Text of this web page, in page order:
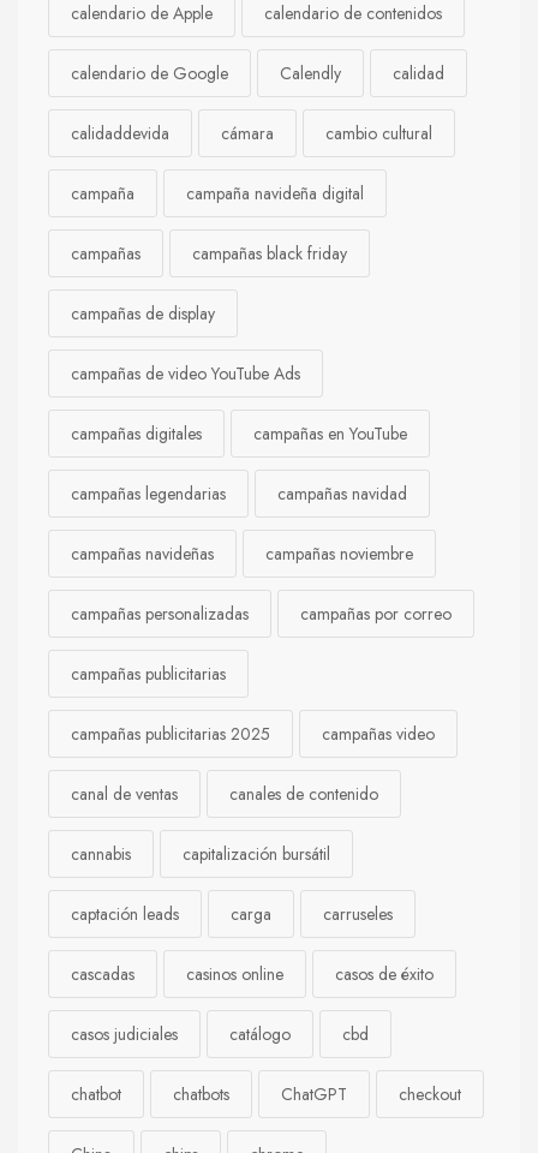
calendario de Apple calendario de contenidos
calendario de Google Calendly calidad
calidaddevida cámara cambio cultural
campaña campaña navideña digital
campañas campañas black friday
campañas de display
campañas de video YouTube Ads
campañas digitales campañas en YouTube
campañas legendarias campañas navidad
campañas navideñas campañas noviembre
campañas personalizadas campañas por correo
campañas publicitarias
campañas publicitarias 2025 campañas video
canal de ventas canales de contenido
cannabis capitalización bursátil
captación leads carga carruseles
cascadas casinos online casos de éxito
casos judiciales catálogo cbd
chatbot chatbots ChatGPT checkout